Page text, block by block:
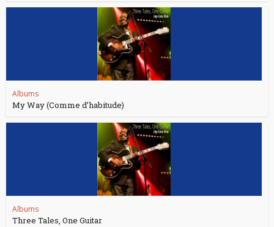
Albums
My Way (Comme d’habitude)
Albums
Three Tales, One Guitar